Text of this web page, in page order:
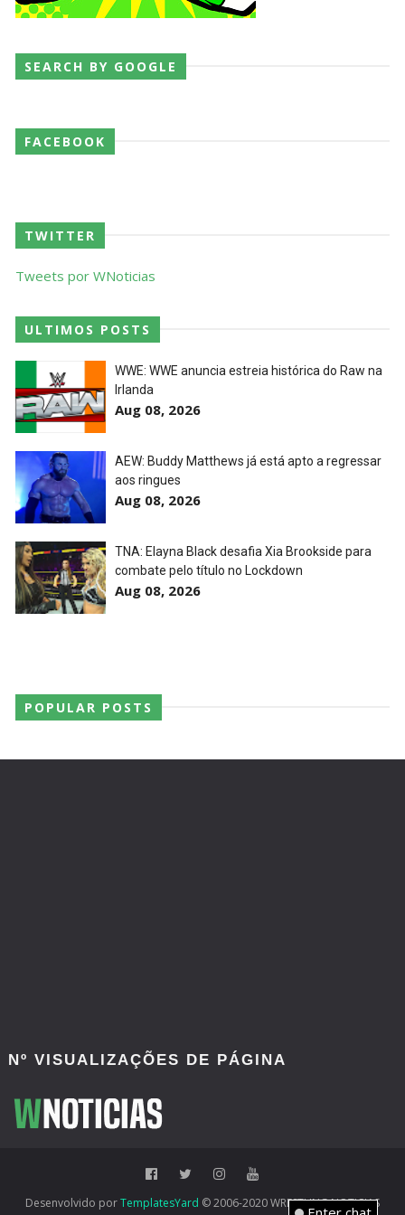
SEARCH BY GOOGLE
FACEBOOK
TWITTER
Tweets por WNoticias
ULTIMOS POSTS
WWE: WWE anuncia estreia histórica do Raw na
Irlanda
Aug 08, 2026
AEW: Buddy Matthews já está apto a regressar
aos ringues
Aug 08, 2026
TNA: Elayna Black desafia Xia Brookside para
combate pelo título no Lockdown
Aug 08, 2026
POPULAR POSTS
Nº VISUALIZAÇÕES DE PÁGINA
Desenvolvido porTemplatesYard © 2006-2020 WRESTLING NOTICIAS